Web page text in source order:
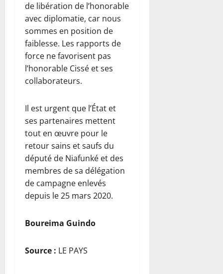
de libération de l’honorable
avec diplomatie, car nous
sommes en position de
faiblesse. Les rapports de
force ne favorisent pas
l’honorable Cissé et ses
collaborateurs.
Il est urgent que l’État et
ses partenaires mettent
tout en œuvre pour le
retour sains et saufs du
député de Niafunké et des
membres de sa délégation
de campagne enlevés
depuis le 25 mars 2020.
Boureima Guindo
Source : LE PAYS